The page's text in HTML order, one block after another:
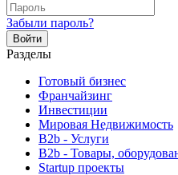
Забыли пароль?
Войти
Разделы
Готовый бизнес
Франчайзинг
Инвестиции
Мировая Недвижимость
B2b - Услуги
B2b - Товары,
Startup проекты